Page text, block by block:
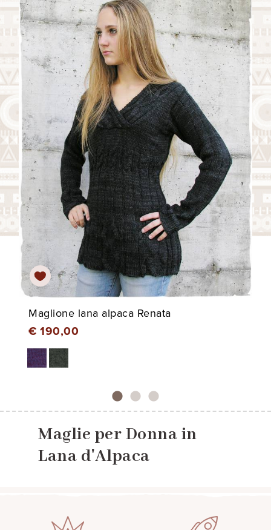
Maglione lana alpaca Renata
€ 190,00
Maglie per Donna in
Lana d'Alpaca